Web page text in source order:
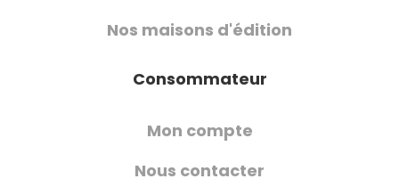
Nos maisons d'édition
Consommateur
Mon compte
Nous contacter